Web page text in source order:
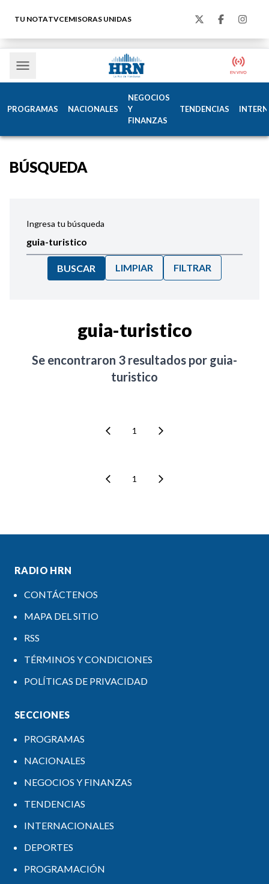
TU NOTATVCEMISORAS UNIDAS
PROGRAMAS NACIONALES
NEGOCIOS
Y
FINANZAS
TENDENCIAS
BÚSQUEDA
Ingresa tu búsqueda
BUSCAR LIMPIAR FILTRAR
guia-turistico
Se encontraron 3 resultados por guia-
turistico
1
1
RADIO HRN
CONTÁCTENOS
MAPA DEL SITIO
RSS
TÉRMINOS Y CONDICIONES
POLÍTICAS DE PRIVACIDAD
SECCIONES
PROGRAMAS
NACIONALES
NEGOCIOS Y FINANZAS
TENDENCIAS
INTERNACIONALES
DEPORTES
PROGRAMACIÓN